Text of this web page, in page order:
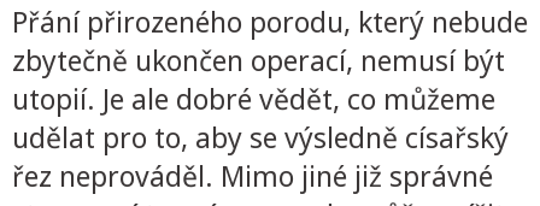
Přání přirozeného porodu, který nebude
zbytečně ukončen operací, nemusí být
utopií. Je ale dobré vědět, co můžeme
udělat pro to, aby se výsledně císařský
řez neprováděl. Mimo jiné již správné